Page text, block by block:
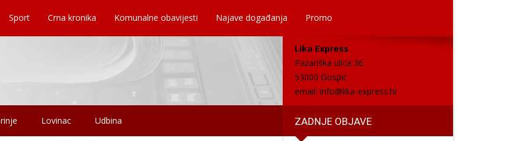
Sport Crna kronika Komunalne obavijesti Najave događanja Promo
Lika Express
Pazariška ulica 36
53000 Gospić
email: info@lika-express.hr
Lovinac Udbina ZADNJE OBJAVE